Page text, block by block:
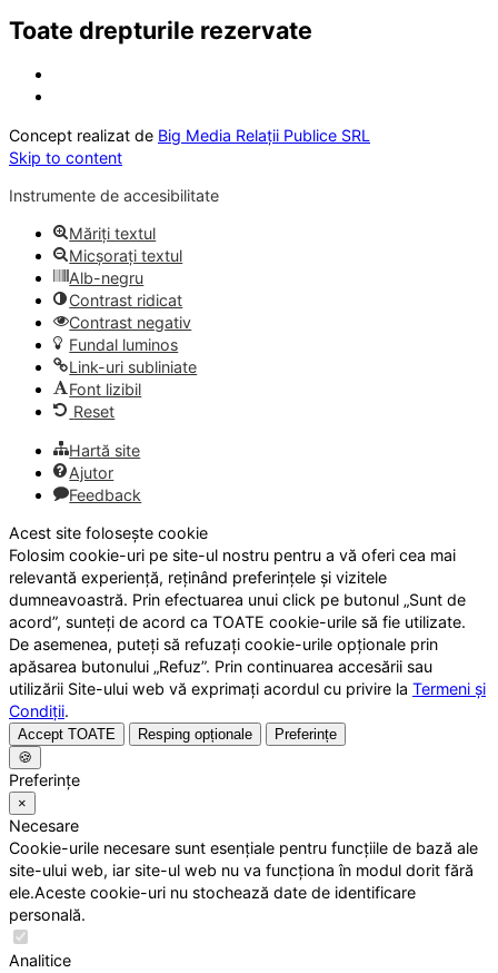
Toate drepturile rezervate
Concept realizat de Big Media Relații Publice SRL
Skip to content
Instrumente de accesibilitate
Măriți textul
Micșorați textul
Alb-negru
Contrast ridicat
Contrast negativ
Fundal luminos
Link-uri subliniate
Font lizibil
Reset
Hartă site
Ajutor
Feedback
Acest site folosește cookie
Folosim cookie-uri pe site-ul nostru pentru a vă oferi cea mai
relevantă experiență, reținând preferințele și vizitele
dumneavoastră. Prin efectuarea unui click pe butonul „Sunt de
acord”, sunteți de acord ca TOATE cookie-urile să fie utilizate.
De asemenea, puteți să refuzați cookie-urile opționale prin
apăsarea butonului „Refuz”. Prin continuarea accesării sau
utilizării Site-ului web vă exprimați acordul cu privire la Termeni și
Condiții.
Accept TOATE Resping opționale
Preferințe
🍪
Preferințe
×
Necesare
Cookie-urile necesare sunt esențiale pentru funcțiile de bază ale
site-ului web, iar site-ul web nu va funcționa în modul dorit fără
ele.Aceste cookie-uri nu stochează date de identificare
personală.
Analitice